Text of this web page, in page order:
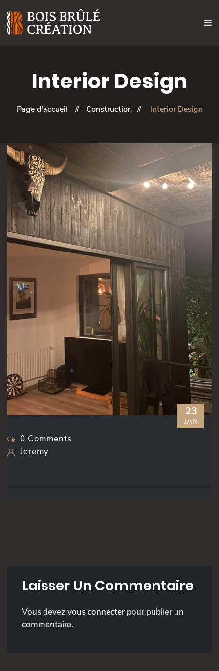
Interior Design
Page d'accueil Construction Interior Design
23
JAN
0 Comments
Jeremy
Laisser Un Commentaire
Vous devez vous connecterpour publier un
commentaire.